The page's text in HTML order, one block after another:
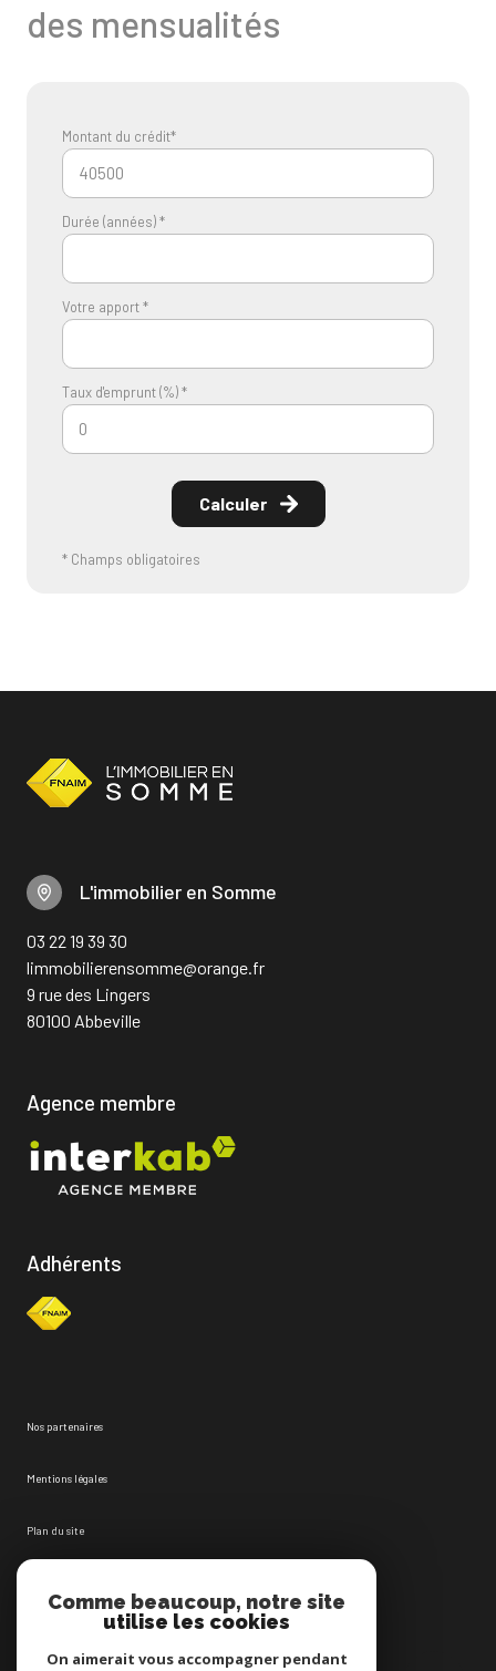
des mensualités
Montant du crédit*
Durée (années) *
Votre apport *
Taux d'emprunt (%) *
Calculer
* Champs obligatoires
L'immobilier en Somme
03 22 19 39 30
limmobilierensomme@orange.fr
9 rue des Lingers
80100 Abbeville
Agence membre
Adhérents
Nos partenaires
Mentions légales
Plan du site
Comme beaucoup, notre site
utilise les cookies
On aimerait vous accompagner pendant